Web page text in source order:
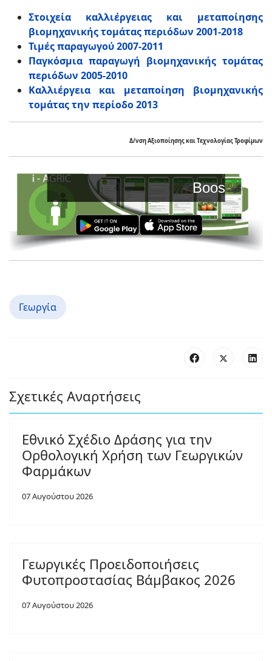
Στοιχεία καλλιέργειας και μεταποίησης
βιομηχανικής τομάτας περιόδων 2001-2018
Τιμές παραγωγού 2007-2011
Παγκόσμια παραγωγή βιομηχανικής τομάτας
περιόδων 2005-2010
Καλλιέργεια και μεταποίηση βιομηχανικής
τομάτας την περίοδο 2013
Δ/νση Αξιοποίησης και Τεχνολογίας Τροφίμων
Boost Your
Γεωργία
Σχετικές Αναρτήσεις
Εθνικό Σχέδιο Δράσης για την
Ορθολογική Χρήση των Γεωργικών
Φαρμάκων
07 Αυγούστου 2026
Γεωργικές Προειδοποιήσεις
Φυτοπροστασίας Βάμβακος 2026
07 Αυγούστου 2026